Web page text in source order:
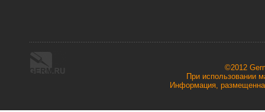
©2012
При использовании
Информация,